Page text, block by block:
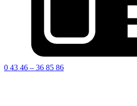
0 43 46 – 36 85 86